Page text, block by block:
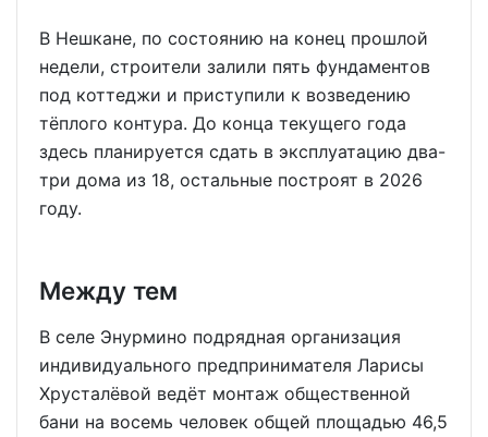
В Нешкане, по состоянию на конец прошлой
недели, строители залили пять фундаментов
под коттеджи и приступили к возведению
тёплого контура. До конца текущего года
здесь планируется сдать в эксплуатацию два-
три дома из 18, остальные построят в 2026
году.
Между тем
В селе Энурмино подрядная организация
индивидуального предпринимателя Ларисы
Хрусталёвой ведёт монтаж общественной
бани на восемь человек общей площадью 46,5